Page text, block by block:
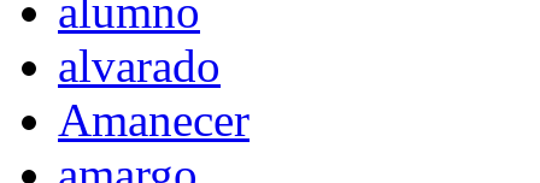
alumno
alvarado
Amanecer